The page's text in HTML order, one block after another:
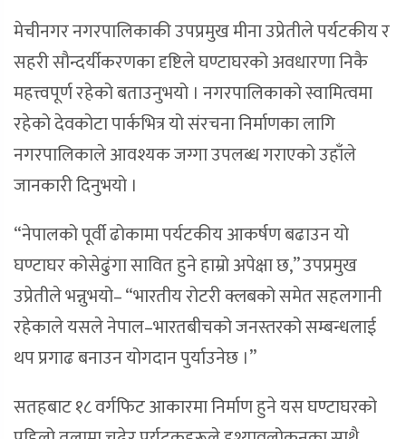
मेचीनगर नगरपालिकाकी उपप्रमुख मीना उप्रेतीले पर्यटकीय र
सहरी सौन्दर्यीकरणका दृष्टिले घण्टाघरको अवधारणा निकै
महत्त्वपूर्ण रहेको बताउनुभयो । नगरपालिकाको स्वामित्वमा
रहेको देवकोटा पार्कभित्र यो संरचना निर्माणका लागि
नगरपालिकाले आवश्यक जग्गा उपलब्ध गराएको उहाँले
जानकारी दिनुभयो ।
“नेपालको पूर्वी ढोकामा पर्यटकीय आकर्षण बढाउन यो
घण्टाघर कोसेढुंगा सावित हुने हाम्रो अपेक्षा छ,” उपप्रमुख
उप्रेतीले भन्नुभयो– “भारतीय रोटरी क्लबको समेत सहलगानी
रहेकाले यसले नेपाल–भारतबीचको जनस्तरको सम्बन्धलाई
थप प्रगाढ बनाउन योगदान पुर्याउनेछ ।”
सतहबाट १८ वर्गफिट आकारमा निर्माण हुने यस घण्टाघरको